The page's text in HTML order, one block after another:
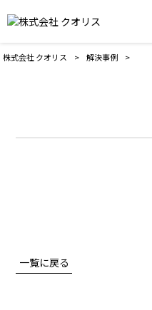
株式会社 クオリス > 解決事例 >
一覧に戻る